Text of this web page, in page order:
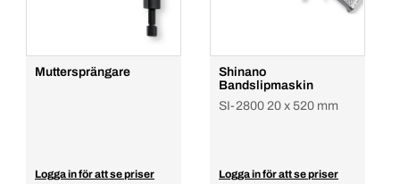
Muttersprängare
Logga in för att se priser
Shinano
Bandslipmaskin
SI-2800 20 x 520 mm
Logga in för att se priser